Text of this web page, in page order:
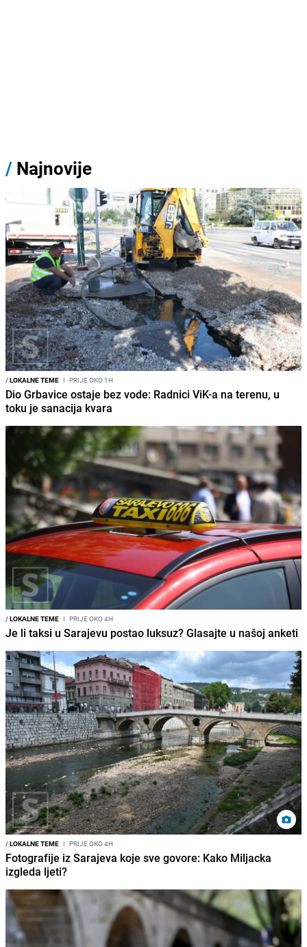
/ Najnovije
/LOKALNE TEME I PRIJE OKO 1H
Dio Grbavice ostaje bez vode: Radnici ViK-a na terenu, u
toku je sanacija kvara
/LOKALNE TEME I PRIJE OKO 4H
Je li taksi u Sarajevu postao luksuz? Glasajte u našoj anketi
/LOKALNE TEME I PRIJE OKO 4H
Fotografije iz Sarajeva koje sve govore: Kako Miljacka
izgleda ljeti?